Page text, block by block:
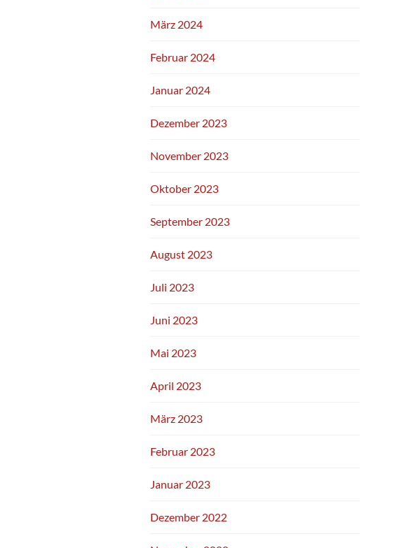
März 2024
Februar 2024
Januar 2024
Dezember 2023
November 2023
Oktober 2023
September 2023
August 2023
Juli 2023
Juni 2023
Mai 2023
April 2023
März 2023
Februar 2023
Januar 2023
Dezember 2022